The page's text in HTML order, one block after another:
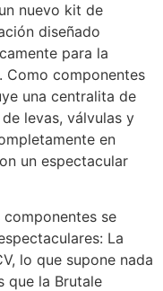
nuevo kit de
diseñado
para la
Como componentes
una centralita de
levas, válvulas y
en
un espectacular
se
La
lo que supone nada
que la Brutale